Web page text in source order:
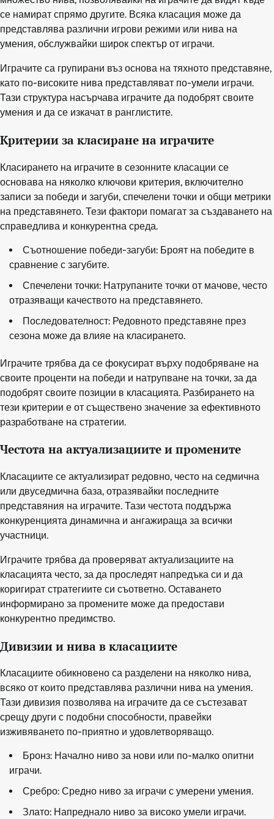
се намират спрямо другите. Всяка класация може да
представлява различни игрови режими или нива на
умения, обслужвайки широк спектър от играчи.
Играчите са групирани въз основа на тяхното представяне,
като по-високите нива представляват по-умели играчи.
Тази структура насърчава играчите да подобрят своите
умения и да се изкачат в ранглистите.
Критерии за класиране на играчите
Класирането на играчите в сезонните класации се
основава на няколко ключови критерия, включително
записи за победи и загуби, спечелени точки и общи метрики
на представянето. Тези фактори помагат за създаването на
справедлива и конкурентна среда.
Съотношение победи-загуби: Броят на победите в
сравнение с загубите.
Спечелени точки: Натрупаните точки от мачове, често
отразяващи качеството на представянето.
Последователност: Редовното представяне през
сезона може да влияе на класирането.
Играчите трябва да се фокусират върху подобряване на
своите проценти на победи и натрупване на точки, за да
подобрят своите позиции в класацията. Разбирането на
тези критерии е от съществено значение за ефективното
разработване на стратегии.
Честота на актуализациите и промените
Класациите се актуализират редовно, често на седмична
или двуседмична база, отразявайки последните
представяния на играчите. Тази честота поддържа
конкуренцията динамична и ангажираща за всички
участници.
Играчите трябва да проверяват актуализациите на
класацията често, за да проследят напредъка си и да
коригират стратегиите си съответно. Оставането
информирано за промените може да предостави
конкурентно предимство.
Дивизии и нива в класациите
Класациите обикновено са разделени на няколко нива,
всяко от които представлява различни нива на умения.
Тази дивизия позволява на играчите да се състезават
срещу други с подобни способности, правейки
изживяването по-приятно и удовлетворяващо.
Бронз: Начално ниво за нови или по-малко опитни
играчи.
Сребро: Средно ниво за играчи с умерени умения.
Злато: Напреднало ниво за високо умели играчи.